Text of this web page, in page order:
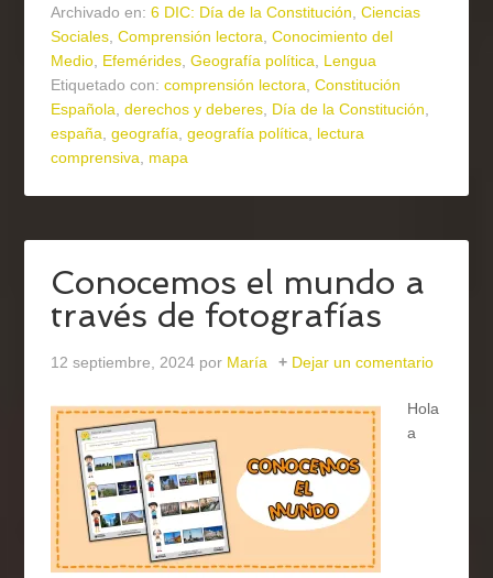
Archivado en:6 DIC: Día de la Constitución,Ciencias
Sociales,Comprensión lectora,Conocimiento del
Medio, Efemérides,Geografía política, Lengua
Etiquetado con:comprensión lectora,Constitución
Española,derechos y deberes, Día de la Constitución,
españa,geografía,geografía política, lectura
comprensiva, mapa
Conocemos el mundo a
través de fotografías
12 septiembre, 2024 por María Dejar un comentario
Hola
a